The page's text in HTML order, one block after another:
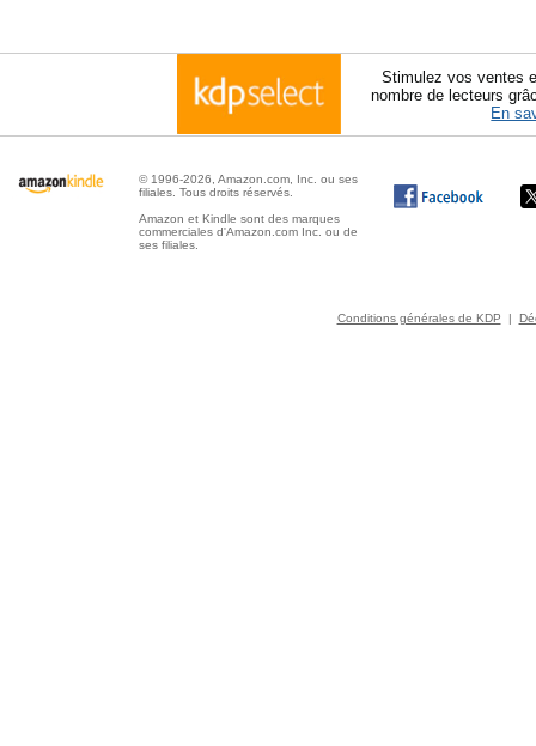
Stimulez vos ventes
nombre de lecteurs
En
© 1996-2026, Amazon.com, Inc. ou ses
filiales. Tous droits réservés.
Amazon et Kindle sont des marques
commerciales d'Amazon.com Inc. ou de
ses filiales.
Conditions générales de KDP |